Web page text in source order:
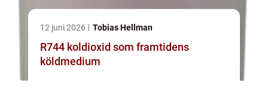
12 juni 2026 Tobias Hellman
R744 koldioxid som framtidens
köldmedium